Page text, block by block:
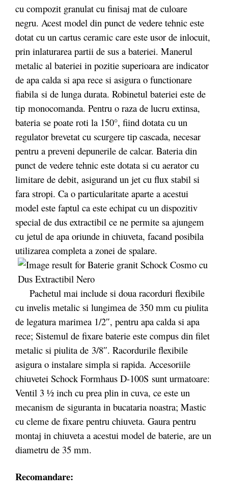
cu compozit granulat cu finisaj mat de culoare
negru. Acest model din punct de vedere tehnic este
dotat cu un cartus ceramic care este usor de inlocuit,
prin inlaturarea partii de sus a bateriei. Manerul
metalic al bateriei in pozitie superioara are indicator
de apa calda si apa rece si asigura o functionare
fiabila si de lunga durata. Robinetul bateriei este de
tip monocomanda. Pentru o raza de lucru extinsa,
bateria se poate roti la 150°, fiind dotata cu un
regulator brevetat cu scurgere tip cascada, necesar
pentru a preveni depunerile de calcar. Bateria din
punct de vedere tehnic este dotata si cu aerator cu
limitare de debit, asigurand un jet cu flux stabil si
fara stropi. Ca o particularitate aparte a acestui
model este faptul ca este echipat cu un dispozitiv
special de dus extractibil ce ne permite sa ajungem
cu jetul de apa oriunde in chiuveta, facand posibila
utilizarea completa a zonei de spalare.
Pachetul mai include si doua racorduri flexibile
cu invelis metalic si lungimea de 350 mm cu piulita
de legatura marimea 1/2″, pentru apa calda si apa
rece; Sistemul de fixare baterie este compus din filet
metalic si piulita de 3/8″. Racordurile flexibile
asigura o instalare simpla si rapida. Accesoriile
chiuvetei Schock Formhaus D-100S sunt urmatoare:
Ventil 3 ½ inch cu prea plin in cuva, ce este un
mecanism de siguranta in bucataria noastra; Mastic
cu cleme de fixare pentru chiuveta. Gaura pentru
montaj in chiuveta a acestui model de baterie, are un
diametru de 35 mm.
Recomandare: